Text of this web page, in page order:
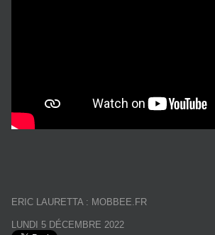
ERIC LAURETTA : MOBBEE.FR
LUNDI 5 DÉCEMBRE 2022